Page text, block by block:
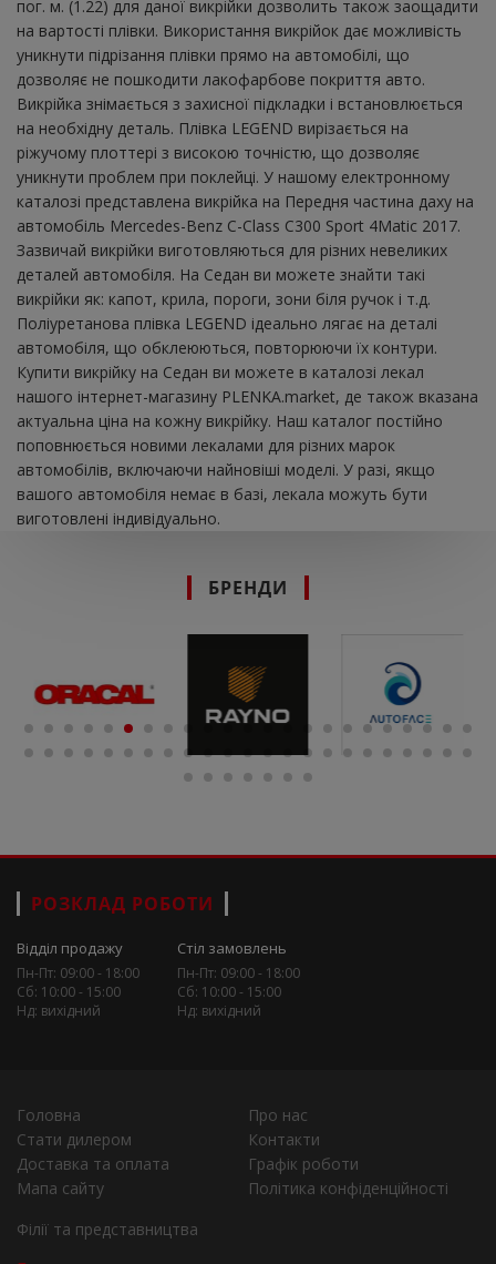
пог. м. (1.22) для даної викрійки дозволить також заощадити
на вартості плівки. Використання викрійок дає можливість
уникнути підрізання плівки прямо на автомобілі, що
дозволяє не пошкодити лакофарбове покриття авто.
Викрійка знімається з захисної підкладки і встановлюється
на необхідну деталь. Плівка LEGEND вирізається на
ріжучому плоттері з високою точністю, що дозволяє
уникнути проблем при поклейці. У нашому електронному
каталозі представлена ​​викрійка на Передня частина даху на
автомобіль Mercedes-Benz C-Class C300 Sport 4Matic 2017.
Зазвичай викрійки виготовляються для різних невеликих
деталей автомобіля. На Седан ви можете знайти такі
викрійки як: капот, крила, пороги, зони біля ручок і т.д.
Поліуретанова плівка LEGEND ідеально лягає на деталі
автомобіля, що обклеюються, повторюючи їх контури.
Купити викрійку на Седан ви можете в каталозі лекал
нашого інтернет-магазину PLENKA.market, де також вказана
актуальна ціна на кожну викрійку. Наш каталог постійно
поповнюється новими лекалами для різних марок
автомобілів, включаючи найновіші моделі. У разі, якщо
вашого автомобіля немає в базі, лекала можуть бути
виготовлені індивідуально.
БРЕНДИ
РОЗКЛАД РОБОТИ
Відділ продажу
Пн-Пт: 09:00 - 18:00
Сб: 10:00 - 15:00
Нд: вихідний
Стіл замовлень
Пн-Пт: 09:00 - 18:00
Сб: 10:00 - 15:00
Нд: вихідний
Головна
Про нас
Стати дилером
Контакти
Доставка та оплата
Графік роботи
Мапа сайту
Політика конфіденційності
Філії та представництва